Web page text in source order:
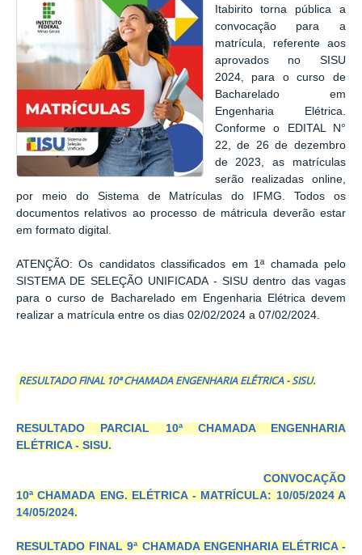
Itabirito torna pública a
convocação para a
matrícula, referente aos
aprovados no SISU
2024, para o curso de
Bacharelado em
Engenharia Elétrica.
Conforme o EDITAL N°
22, de 26 de dezembro
de 2023, as matrículas
serão realizadas online,
por meio do Sistema de Matrículas do IFMG. Todos os
documentos relativos ao processo de mátricula deverão estar
em formato digital.
ATENÇÃO: Os candidatos classificados em 1ª chamada pelo
SISTEMA DE SELEÇÃO UNIFICADA - SISU dentro das vagas
para o curso de Bacharelado em Engenharia Elétrica devem
realizar a matrícula entre os dias 02/02/2024 a 07/02/2024.
RESULTADO FINAL 10ª CHAMADA ENGENHARIA ELÉTRICA - SISU.
RESULTADO PARCIAL 10ª CHAMADA ENGENHARIA
ELÉTRICA - SISU.
CONVOCAÇÃO
10ª CHAMADA ENG. ELÉTRICA - MATRÍCULA: 10/05/2024 A
14/05/2024.
RESULTADO FINAL 9ª CHAMADA ENGENHARIA ELÉTRICA -